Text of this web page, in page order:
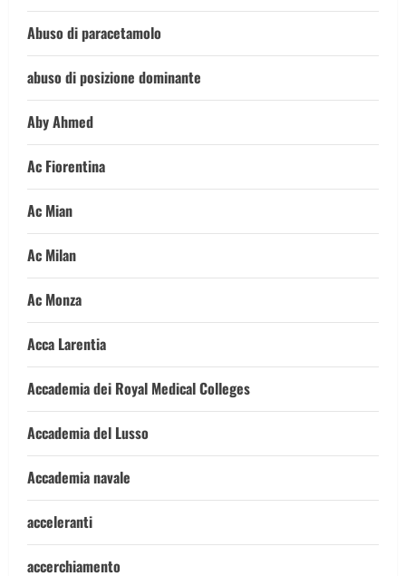
Abuso di paracetamolo
abuso di posizione dominante
Aby Ahmed
Ac Fiorentina
Ac Mian
Ac Milan
Ac Monza
Acca Larentia
Accademia dei Royal Medical Colleges
Accademia del Lusso
Accademia navale
acceleranti
accerchiamento